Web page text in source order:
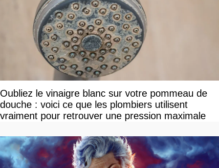
Oubliez le vinaigre blanc sur votre pommeau de
douche : voici ce que les plombiers utilisent
vraiment pour retrouver une pression maximale